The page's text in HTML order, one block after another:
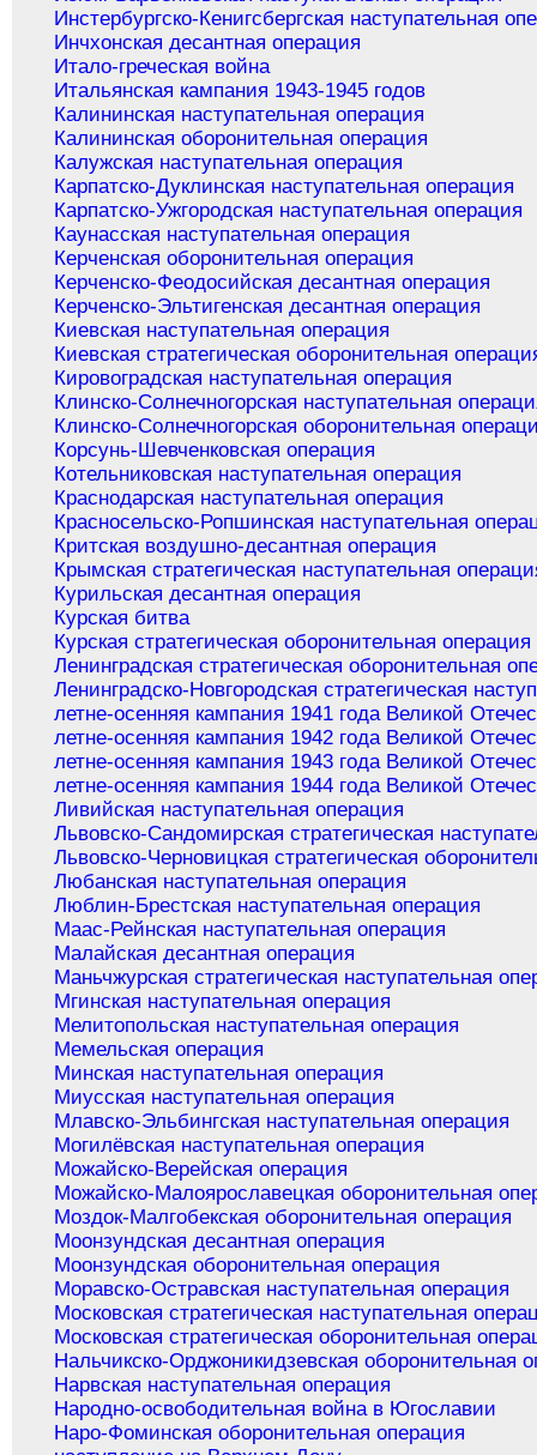
Инстербургско-Кенигсбергская наступательная
Инчхонская десантная операция
Итало-греческая война
Итальянская кампания 1943-1945 годов
Калининская наступательная операция
Калининская оборонительная операция
Калужская наступательная операция
Карпатско-Дуклинская наступательная операция
Карпатско-Ужгородская наступательная операция
Каунасская наступательная операция
Керченская оборонительная операция
Керченско-Феодосийская десантная операция
Керченско-Эльтигенская десантная операция
Киевская наступательная операция
Киевская стратегическая оборонительная
Кировоградская наступательная операция
Клинско-Солнечногорская наступательная
Клинско-Солнечногорская оборонительная
Корсунь-Шевченковская операция
Котельниковская наступательная операция
Краснодарская наступательная операция
Красносельско-Ропшинская наступательная
Критская воздушно-десантная операция
Крымская стратегическая наступательная
Курильская десантная операция
Курская битва
Курская стратегическая оборонительная операция
Ленинградская стратегическая оборонительная
Ленинградско-Новгородская стратегическая
летне-осенняя кампания 1941 года Великой
летне-осенняя кампания 1942 года Великой
летне-осенняя кампания 1943 года Великой
летне-осенняя кампания 1944 года Великой
Ливийская наступательная операция
Львовско-Сандомирская стратегическая
Львовско-Черновицкая стратегическая
Любанская наступательная операция
Люблин-Брестская наступательная операция
Маас-Рейнская наступательная операция
Малайская десантная операция
Маньчжурская стратегическая наступательная
Мгинская наступательная операция
Мелитопольская наступательная операция
Мемельская операция
Минская наступательная операция
Миусская наступательная операция
Млавско-Эльбингская наступательная операция
Могилёвская наступательная операция
Можайско-Верейская операция
Можайско-Малоярославецкая оборонительная
Моздок-Малгобекская оборонительная операция
Моонзундская десантная операция
Моонзундская оборонительная операция
Моравско-Остравская наступательная операция
Московская стратегическая наступательная
Московская стратегическая оборонительная
Нальчикско-Орджоникидзевская оборонительная
Нарвская наступательная операция
Народно-освободительная война в Югославии
Наро-Фоминская оборонительная операция